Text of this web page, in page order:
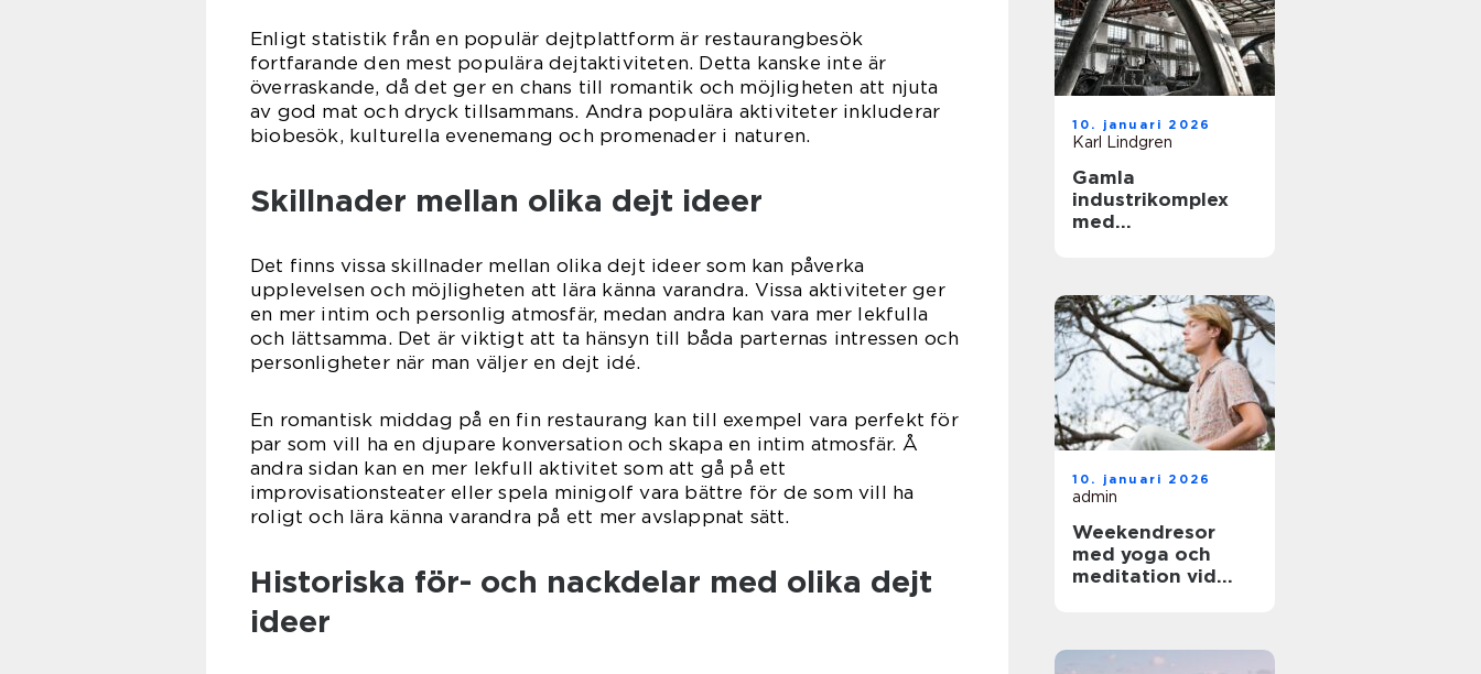
Enligt statistik från en populär dejtplattform är restaurangbesök
fortfarande den mest populära dejtaktiviteten. Detta kanske inte är
överraskande, då det ger en chans till romantik och möjligheten att njuta
av god mat och dryck tillsammans. Andra populära aktiviteter inkluderar
biobesök, kulturella evenemang och promenader i naturen.
Skillnader mellan olika dejt ideer
Det finns vissa skillnader mellan olika dejt ideer som kan påverka
upplevelsen och möjligheten att lära känna varandra. Vissa aktiviteter ger
en mer intim och personlig atmosfär, medan andra kan vara mer lekfulla
och lättsamma. Det är viktigt att ta hänsyn till båda parternas intressen och
personligheter när man väljer en dejt idé.
En romantisk middag på en fin restaurang kan till exempel vara perfekt för
par som vill ha en djupare konversation och skapa en intim atmosfär. Å
andra sidan kan en mer lekfull aktivitet som att gå på ett
improvisationsteater eller spela minigolf vara bättre för de som vill ha
roligt och lära känna varandra på ett mer avslappnat sätt.
Historiska för- och nackdelar med olika dejt
ideer
10. januari 2026
Karl Lindgren
Gamla
industrikomplex
med
10. januari 2026
admin
Weekendresor
med yoga och
meditation vid